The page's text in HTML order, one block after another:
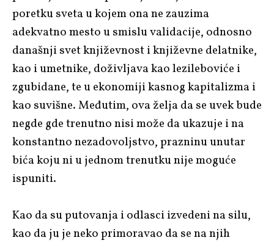
poretku sveta u kojem ona ne zauzima
adekvatno mesto u smislu validacije, odnosno
današnji svet književnost i književne delatnike,
kao i umetnike, doživljava kao lezileboviće i
zgubidane, te u ekonomiji kasnog kapitalizma i
kao suvišne. Međutim, ova želja da se uvek bude
negde gde trenutno nisi može da ukazuje i na
konstantno nezadovoljstvo, prazninu unutar
bića koju ni u jednom trenutku nije moguće
ispuniti.
Kao da su putovanja i odlasci izvedeni na silu,
kao da ju je neko primoravao da se na njih